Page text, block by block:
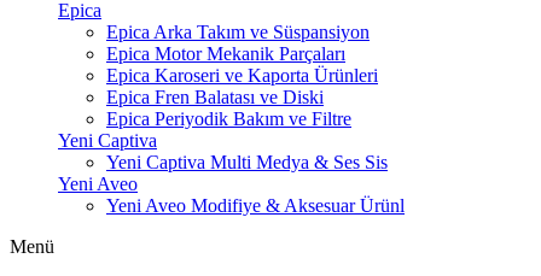
Epica
Epica Arka Takım ve Süspansiyon
Epica Motor Mekanik Parçaları
Epica Karoseri ve Kaporta Ürünleri
Epica Fren Balatası ve Diski
Epica Periyodik Bakım ve Filtre
Yeni Captiva
Yeni Captiva Multi Medya & Ses Sis
Yeni Aveo
Yeni Aveo Modifiye & Aksesuar Ürünl
Menü